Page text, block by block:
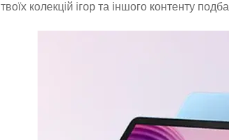
твоїх колекцій ігор та іншого контенту